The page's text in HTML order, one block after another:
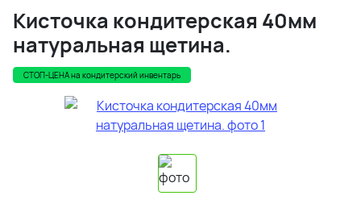
Кисточка кондитерская 40мм
натуральная щетина.
СТОП-ЦЕНА на кондитерский инвентарь